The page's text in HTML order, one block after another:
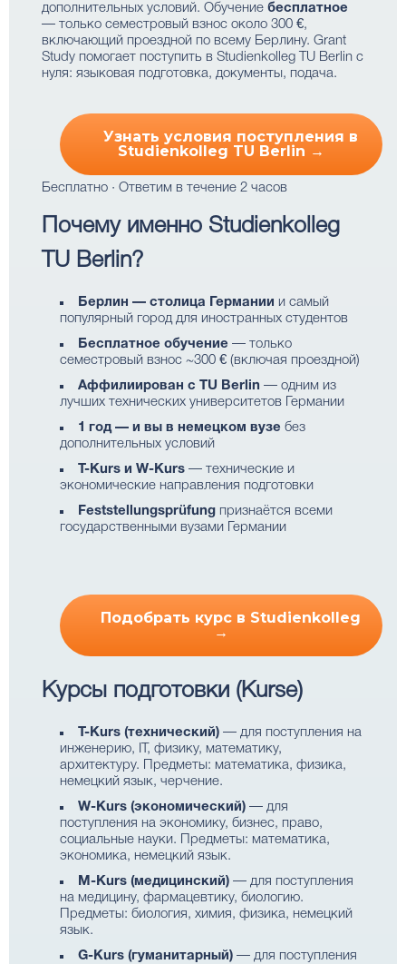
дополнительных условий. Обучение бесплатное
— только семестровый взнос около 300 €,
включающий проездной по всему Берлину. Grant
Study помогает поступить в Studienkolleg TU Berlin с
нуля: языковая подготовка, документы, подача.
Узнать условия поступления в
Studienkolleg TU Berlin →
Бесплатно · Ответим в течение 2 часов
Почему именно Studienkolleg
TU Berlin?
Берлин — столица Германии и самый
популярный город для иностранных студентов
Бесплатное обучение — только
семестровый взнос ~300 € (включая проездной)
Аффилиирован с TU Berlin — одним из
лучших технических университетов Германии
1 год — и вы в немецком вузе без
дополнительных условий
T-Kurs и W-Kurs — технические и
экономические направления подготовки
Feststellungsprüfung признаётся всеми
государственными вузами Германии
Подобрать курс в Studienkolleg
→
Курсы подготовки (Kurse)
T-Kurs (технический) — для поступления на
инженерию, IT, физику, математику,
архитектуру. Предметы: математика, физика,
немецкий язык, черчение.
W-Kurs (экономический) — для
поступления на экономику, бизнес, право,
социальные науки. Предметы: математика,
экономика, немецкий язык.
M-Kurs (медицинский) — для поступления
на медицину, фармацевтику, биологию.
Предметы: биология, химия, физика, немецкий
язык.
G-Kurs (гуманитарный) — для поступления